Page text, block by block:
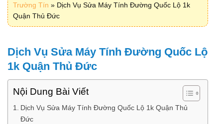
Trường Tín » Dịch Vụ Sửa Máy Tính Đường Quốc Lộ 1k
Quận Thủ Đức
Dịch Vụ Sửa Máy Tính Đường Quốc Lộ
1k Quận Thủ Đức
Nội Dung Bài Viết
Dịch Vụ Sửa Máy Tính Đường Quốc Lộ 1k Quận Thủ
Đức